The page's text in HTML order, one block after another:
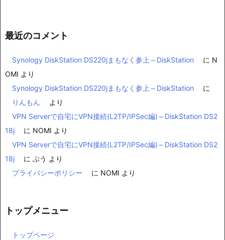
最近のコメント
Synology DiskStation DS220jまもなく参上～DiskStation に N
OMI より
Synology DiskStation DS220jまもなく参上～DiskStation
に
りんもん
より
VPN Serverで自宅にVPN接続(L2TP/IPSec編)～DiskStation DS2
18j
に NOMI より
VPN Serverで自宅にVPN接続(L2TP/IPSec編)～DiskStation DS2
18j
に ぶう より
プライバシーポリシー
に NOMI より
トップメニュー
トップページ